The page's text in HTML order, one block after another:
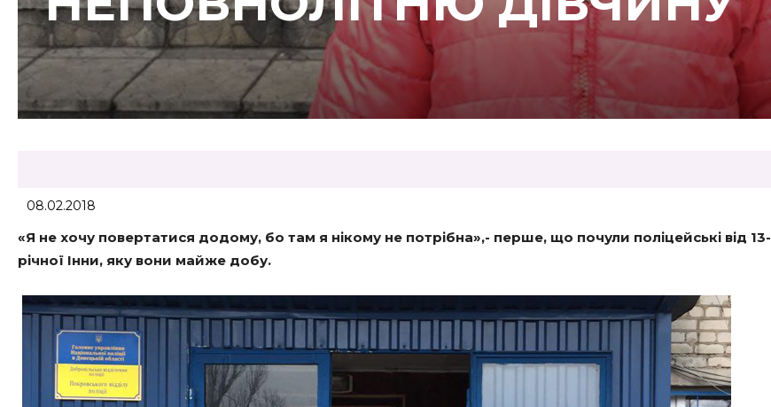
08.02.2018
«Я не хочу повертатися додому, бо там я нікому не потрібна»,- перше, що почули поліцейські від 13-
річної Інни, яку вони майже добу.